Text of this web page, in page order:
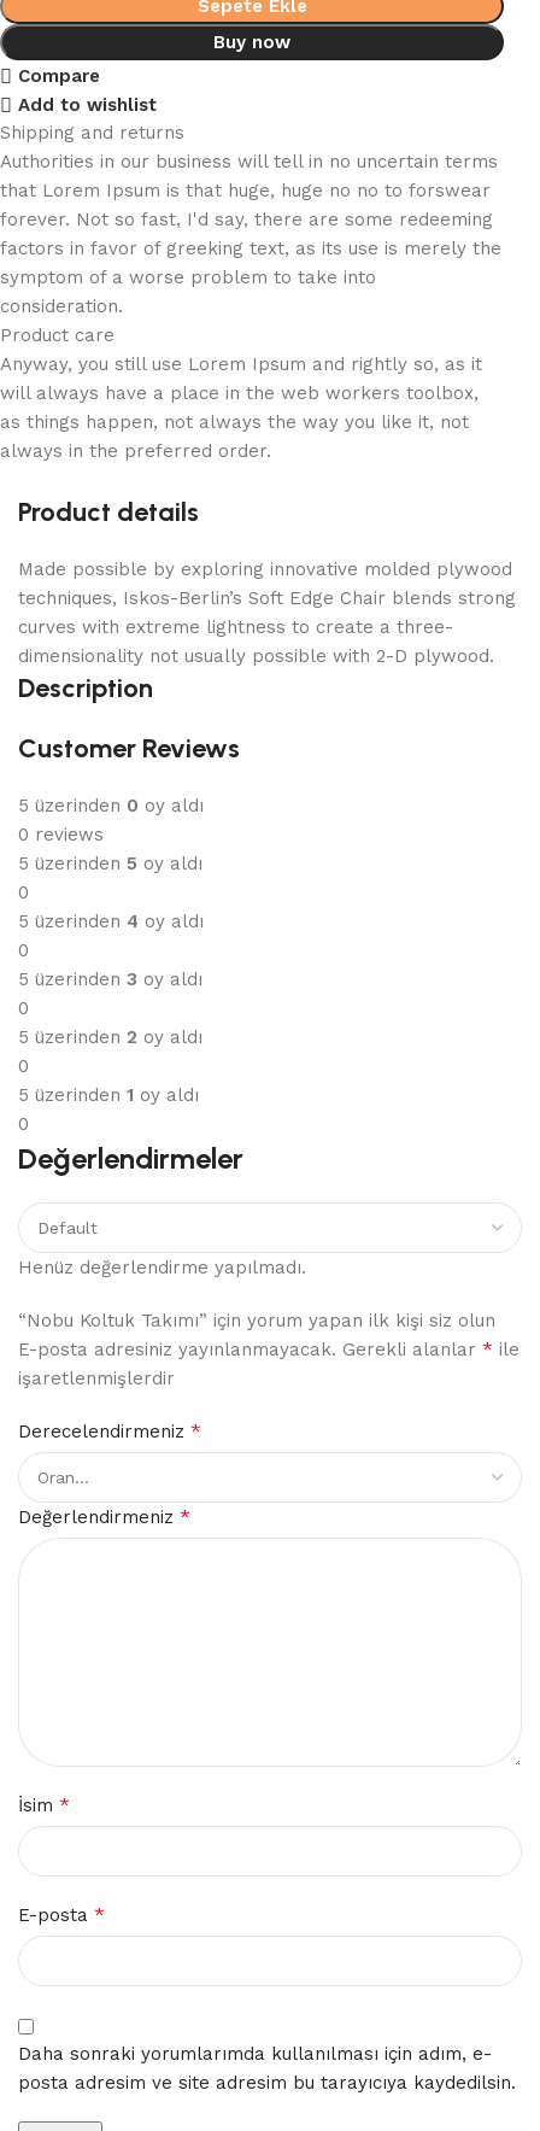
Sepete Ekle
Buy now
Compare
Add to wishlist
Shipping and returns
Authorities in our business will tell in no uncertain terms
that Lorem Ipsum is that huge, huge no no to forswear
forever. Not so fast, I'd say, there are some redeeming
factors in favor of greeking text, as its use is merely the
symptom of a worse problem to take into
consideration.
Product care
Anyway, you still use Lorem Ipsum and rightly so, as it
will always have a place in the web workers toolbox,
as things happen, not always the way you like it, not
always in the preferred order.
Product details
Made possible by exploring innovative molded plywood
techniques, Iskos-Berlin’s Soft Edge Chair blends strong
curves with extreme lightness to create a three-
dimensionality not usually possible with 2-D plywood.
Description
Customer Reviews
5 üzerinden 0 oy aldı
0 reviews
5 üzerinden 5 oy aldı
0
5 üzerinden 4 oy aldı
0
5 üzerinden 3 oy aldı
0
5 üzerinden 2 oy aldı
0
5 üzerinden 1 oy aldı
0
Değerlendirmeler
Henüz değerlendirme yapılmadı.
“Nobu Koltuk Takımı” için yorum yapan ilk kişi siz olun
E-posta adresiniz yayınlanmayacak. Gerekli alanlar * ile
işaretlenmişlerdir
Derecelendirmeniz *
Değerlendirmeniz *
İsim *
E-posta *
Daha sonraki yorumlarımda kullanılması için adım, e-
posta adresim ve site adresim bu tarayıcıya kaydedilsin.